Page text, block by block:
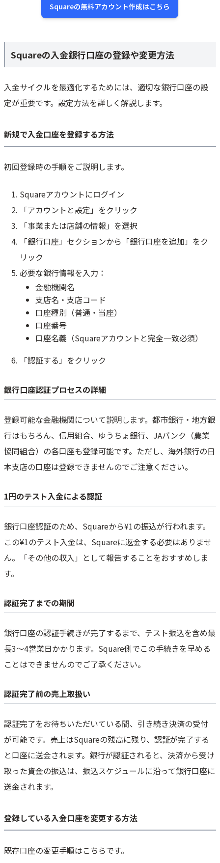
Squareの無料アカウント作成はこちら
Squareの入金銀行口座の登録や変更方法
入金サイクルを最適化するためには、適切な銀行口座の設
定が重要です。設定方法を詳しく解説します。
新規で入金口座を登録する方法
初回登録時の手順をご説明します。
Squareアカウントにログイン
「アカウントと設定」をクリック
「事業または店舗の情報」を選択
「銀行口座」セクションから「銀行口座を追加」をク
リック
必要な銀行情報を入力：
金融機関名
支店名・支店コード
口座種別（普通・当座）
口座番号
口座名義（Squareアカウントと完全一致必須）
「認証する」をクリック
銀行口座認証プロセスの詳細
登録可能な金融機関について説明します。都市銀行・地方銀
行はもちろん、信用組合、ゆうちょ銀行、JAバンク（農業
協同組合）の各口座も登録可能です。ただし、海外銀行の日
本支店の口座は登録できませんのでご注意ください。
1円のテスト入金による認証
銀行口座認証のため、Squareから¥1の振込が行われます。
この¥1のテスト入金は、Squareに返金する必要はありませ
ん。「その他の収入」として報告することをおすすめしま
す。
認証完了までの期間
銀行口座の認証手続きが完了するまで、テスト振込を含め最
長3～4営業日かかります。Square側でこの手続きを早める
ことはできませんのでご了承ください。
認証完了前の売上取扱い
認証完了をお待ちいただいている間、引き続き決済の受付
が可能です。売上はSquareの残高に残り、認証が完了する
と口座に送金されます。銀行が認証されると、決済から受け
取った資金の振込は、振込スケジュールに沿って銀行口座に
送金されます。
登録している入金口座を変更する方法
既存口座の変更手順はこちらです。